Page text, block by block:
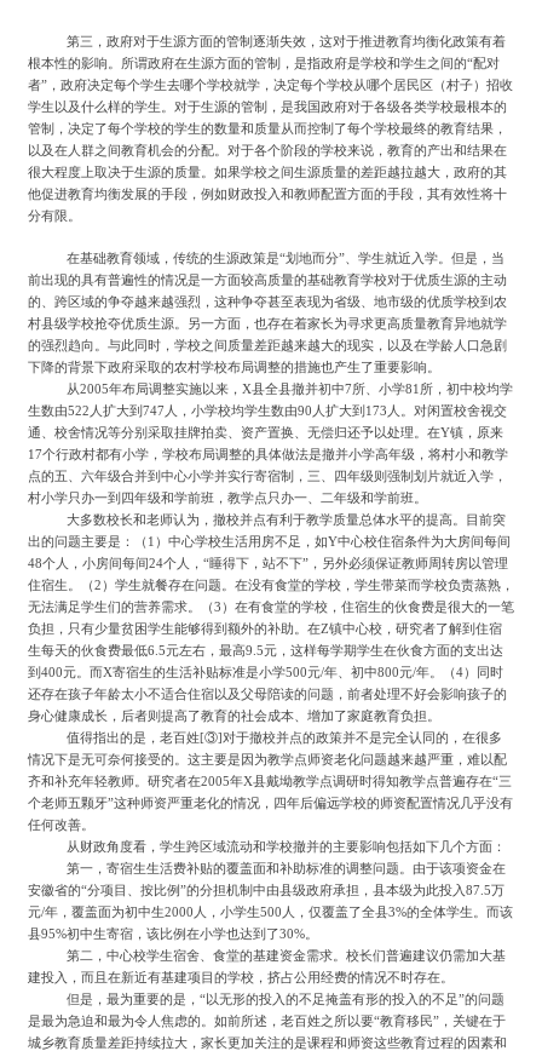
第三，政府对于生源方面的管制逐渐失效，这对于推进教育均衡化政策有着
根本性的影响。所谓政府在生源方面的管制，是指政府是学校和学生之间的“配对
者”，政府决定每个学生去哪个学校就学，决定每个学校从哪个居民区（村子）招收
学生以及什么样的学生。对于生源的管制，是我国政府对于各级各类学校最根本的
管制，决定了每个学校的学生的数量和质量从而控制了每个学校最终的教育结果，
以及在人群之间教育机会的分配。对于各个阶段的学校来说，教育的产出和结果在
很大程度上取决于生源的质量。如果学校之间生源质量的差距越拉越大，政府的其
他促进教育均衡发展的手段，例如财政投入和教师配置方面的手段，其有效性将十
分有限。
在基础教育领域，传统的生源政策是“划地而分”、学生就近入学。但是，当
前出现的具有普遍性的情况是一方面较高质量的基础教育学校对于优质生源的主动
的、跨区域的争夺越来越强烈，这种争夺甚至表现为省级、地市级的优质学校到农
村县级学校抢夺优质生源。另一方面，也存在着家长为寻求更高质量教育异地就学
的强烈趋向。与此同时，学校之间质量差距越来越大的现实，以及在学龄人口急剧
下降的背景下政府采取的农村学校布局调整的措施也产生了重要影响。
从2005年布局调整实施以来，X县全县撤并初中7所、小学81所，初中校均学
生数由522人扩大到747人，小学校均学生数由90人扩大到173人。对闲置校舍视交
通、校舍情况等分别采取挂牌拍卖、资产置换、无偿归还予以处理。在Y镇，原来
17个行政村都有小学，学校布局调整的具体做法是撤并小学高年级，将村小和教学
点的五、六年级合并到中心小学并实行寄宿制，三、四年级则强制划片就近入学，
村小学只办一到四年级和学前班，教学点只办一、二年级和学前班。
大多数校长和老师认为，撤校并点有利于教学质量总体水平的提高。目前突
出的问题主要是：（ 1）中心学校生活用房不足，如Y中心校住宿条件为大房间每间
48个人，小房间每间24个人，“睡得下，站不下”，另外必须保证教师周转房以管理
住宿生。（2）学生就餐存在问题。在没有食堂的学校，学生带菜而学校负责蒸熟，
无法满足学生们的营养需求。（3）在有食堂的学校，住宿生的伙食费是很大的一笔
负担，只有少量贫困学生能够得到额外的补助。在Z镇中心校，研究者了解到住宿
生每天的伙食费最低6.5元左右，最高9.5元，这样每学期学生在伙食方面的支出达
到400元。而X寄宿生的生活补贴标准是小学500元/年、初中800元/年。（4）同时
还存在孩子年龄太小不适合住宿以及父母陪读的问题，前者处理不好会影响孩子的
身心健康成长，后者则提高了教育的社会成本、增加了家庭教育负担。
值得指出的是，老百姓[③]对于撤校并点的政策并不是完全认同的，在很多
情况下是无可奈何接受的。这主要是因为教学点师资老化问题越来越严重，难以配
齐和补充年轻教师。研究者在2005年X县戴坳教学点调研时得知教学点普遍存在“三
个老师五颗牙”这种师资严重老化的情况，四年后偏远学校的师资配置情况几乎没有
任何改善。
从财政角度看，学生跨区域流动和学校撤并的主要影响包括如下几个方面：
第一，寄宿生生活费补贴的覆盖面和补助标准的调整问题。由于该项资金在
安徽省的“分项目、按比例”的分担机制中由县级政府承担，县本级为此投入87.5万
元/年，覆盖面为初中生2000人，小学生500人，仅覆盖了全县3%的全体学生。而该
县95%初中生寄宿，该比例在小学也达到了30%。
第二，中心校学生宿舍、食堂的基建资金需求。校长们普遍建议仍需加大基
建投入，而且在新近有基建项目的学校，挤占公用经费的情况不时存在。
但是，最为重要的是， “以无形的投入的不足掩盖有形的投入的不足”的问题
是最为急迫和最为令人焦虑的。如前所述，老百姓之所以要“教育移民”，关键在于
城乡教育质量差距持续拉大，家长更加关注的是课程和师资这些教育过程的因素和